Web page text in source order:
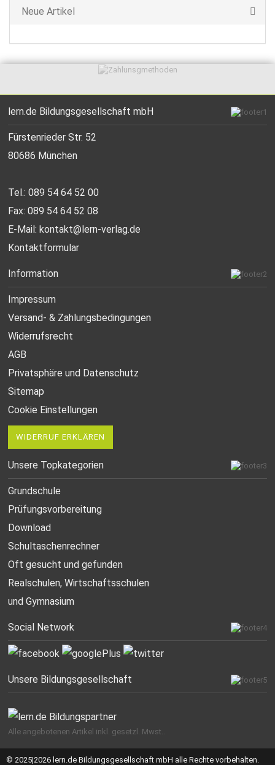
Neue Artikel
lern.de Bildungsgesellschaft mbH
Fürstenrieder Str. 52
80686 München
Tel.: 089 54 64 52 00
Fax: 089 54 64 52 08
E-Mail:kontakt@lern-verlag.de
Kontaktformular
Information
Impressum
Versand- & Zahlungsbedingungen
Widerrufsrecht
AGB
Privatsphäre und Datenschutz
Sitemap
Cookie Einstellungen
WIDERRUF ERKLÄREN
Unsere Topkategorien
Grundschule
Prüfungsvorbereitung
Download
Schultaschenrechner
Oft gesucht und gefunden
Realschulen,Wirtschaftsschulen
und Gymnasium
Social Network
Unsere Bildungsgesellschaft
Alle angebotenen Artikel inkl. gesetzl. Mwst..
© 2025|2026 lern.de Bildungsgesellschaft mbH alle Rechte vorbehalten.